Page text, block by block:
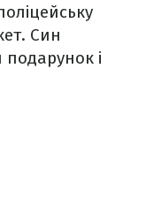
Син
подарунок і